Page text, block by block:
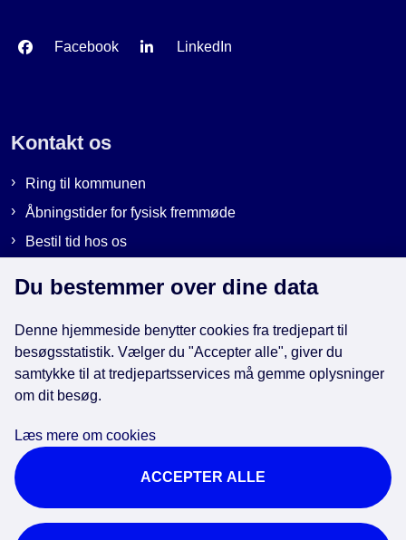
Facebook LinkedIn
Kontakt os
Ring til kommunen
Åbningstider for fysisk fremmøde
Bestil tid hos os
Genveje
EAN-numre i kommunen
Cookies
Tilgængelighedserklæring
Brug af kunstig intelligens
Du bestemmer over dine data
Denne hjemmeside benytter cookies fra tredjepart til
besøgsstatistik. Vælger du "Accepter alle", giver du
samtykke til at tredjepartsservices må gemme oplysninger
om dit besøg.
Læs mere om cookies
ACCEPTER ALLE